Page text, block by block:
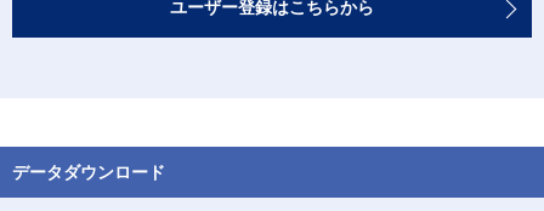
ユーザー登録はこちらから
データダウンロード